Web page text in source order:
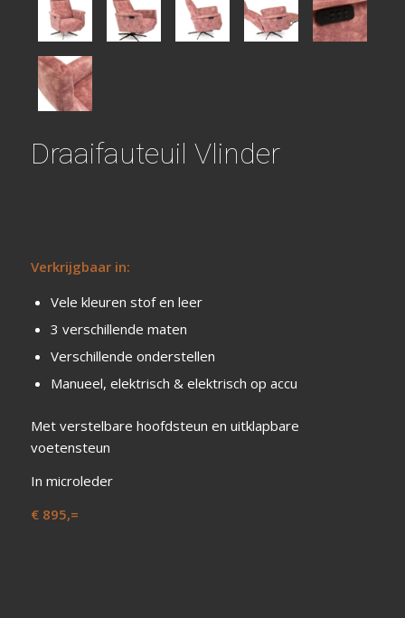
Draaifauteuil Vlinder
Verkrijgbaar in:
Vele kleuren stof en leer
3 verschillende maten
Verschillende onderstellen
Manueel, elektrisch & elektrisch op accu
Met verstelbare hoofdsteun en uitklapbare
voetensteun
In microleder
€ 895,=